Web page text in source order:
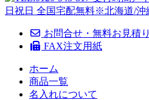
お問合せ・無料お見積り
FAX注文用紙
ホーム
商品一覧
名入れについて